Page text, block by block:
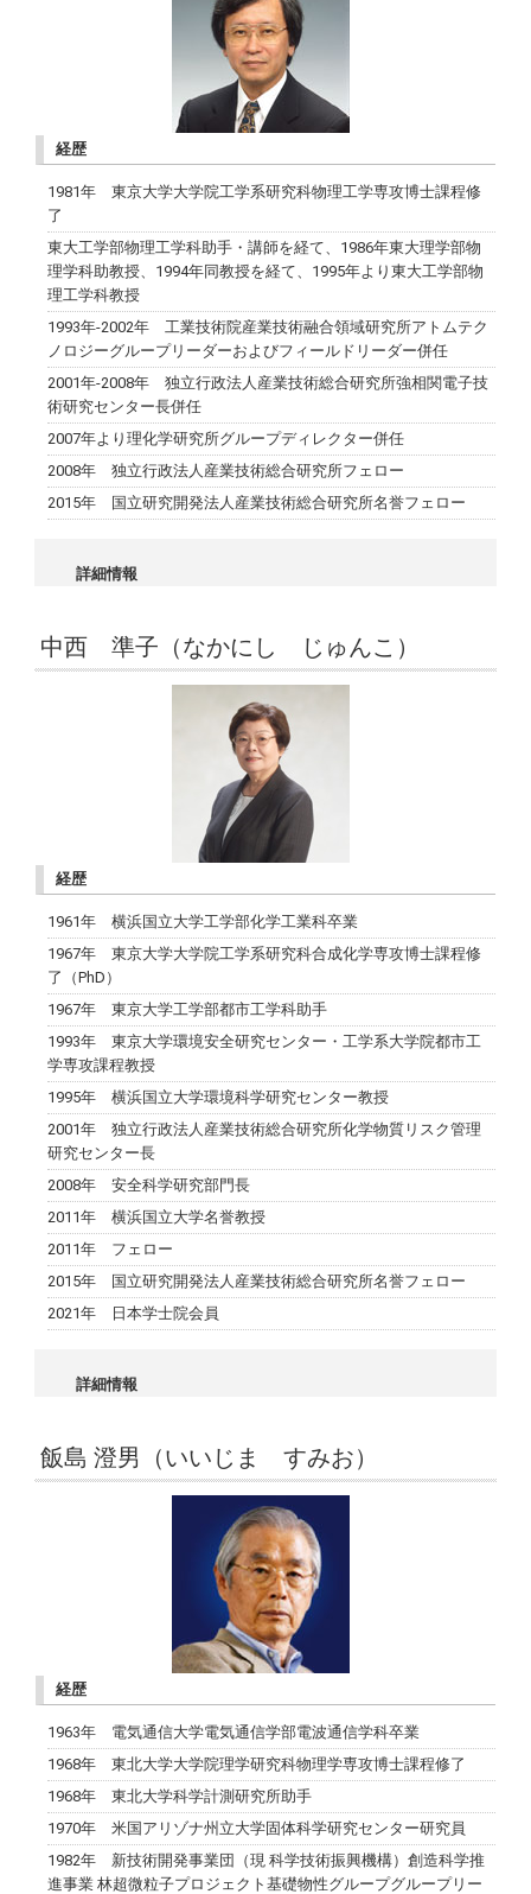
経歴
1981年 東京大学大学院工学系研究科物理工学専攻博士課程修
了
東大工学部物理工学科助手・講師を経て、1986年東大理学部物
理学科助教授、1994年同教授を経て、1995年より東大工学部物
理工学科教授
1993年-2002年 工業技術院産業技術融合領域研究所アトムテク
ノロジーグループリーダーおよびフィールドリーダー併任
2001年-2008年 独立行政法人産業技術総合研究所強相関電子技
術研究センター長併任
2007年より理化学研究所グループディレクター併任
2008年 独立行政法人産業技術総合研究所フェロー
2015年 国立研究開発法人産業技術総合研究所名誉フェロー
詳細情報
中西 準子（なかにし じゅんこ）
経歴
1961年 横浜国立大学工学部化学工業科卒業
1967年 東京大学大学院工学系研究科合成化学専攻博士課程修
了（PhD）
1967年 東京大学工学部都市工学科助手
1993年 東京大学環境安全研究センター・工学系大学院都市工
学専攻課程教授
1995年 横浜国立大学環境科学研究センター教授
2001年 独立行政法人産業技術総合研究所化学物質リスク管理
研究センター長
2008年 安全科学研究部門長
2011年 横浜国立大学名誉教授
2011年 フェロー
2015年 国立研究開発法人産業技術総合研究所名誉フェロー
2021年 日本学士院会員
詳細情報
飯島 澄男（いいじま すみお）
経歴
1963年 電気通信大学電気通信学部電波通信学科卒業
1968年 東北大学大学院理学研究科物理学専攻博士課程修了
1968年 東北大学科学計測研究所助手
1970年 米国アリゾナ州立大学固体科学研究センター研究員
1982年 新技術開発事業団（現 科学技術振興機構）創造科学推
進事業 林超微粒子プロジェクト基礎物性グループグループリー